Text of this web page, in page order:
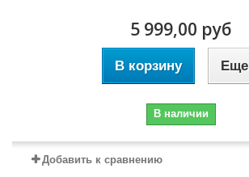
5 999,00 руб
В корзину Еще
В наличии
Добавить к сравнению